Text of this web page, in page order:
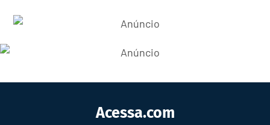
Acessa.com